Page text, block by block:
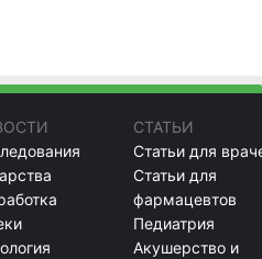
СТАТЬИ
Статьи для
Статьи для
фармацевтов
Педиатрия
Акушерство и